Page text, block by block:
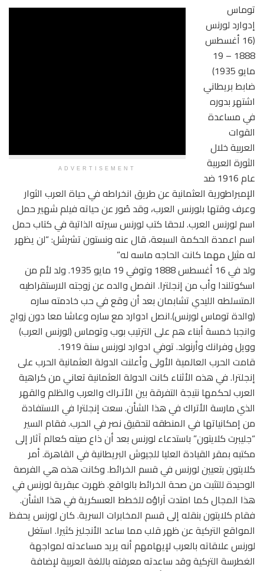
ADVERTISEMENT
توماس
إدوارد لورنس
(16 أغسطس
1888 – 19
مايو 1935)
ضابط بريطاني
اشتهر بدوره
في مساعدة
القوات
العربية خلال
الثورة العربية
عام 1916 ضد
الإمبراطورية العثمانية عن طريق انخراطه في حياة العرب الثوار
وعرف وقتها بلورنس العرب، وقد صُور عن حياته فيلم شهير حمل
اسم لورنس العرب. لاحقا كتب لورنس سيرته الذاتية في كتاب حمل
اسم اعمدة الحكمة السبعة، قال عنه ونستون تشرشل: “لن يظهر
له مثيل مهما كانت الحاجه ماسه له”
ولد في 16 أغسطس 1888 وتوفي 19 مايو 1935. ولد لأم من
اسكوتلندا وأب من إنجلترا. انفصل والده عن زوجته الارستقراطيه
المتسلطه الليدي تشابمان بعد أن وقع في حب خادمته ساره
(والدة توماس لورنس).انصل ادوارد مع ساره وعاشا معا دون زواج
وانجبا خمسة أبناء هم على الترتيب بوب وتوماس (لورنس العرب)
وويل وفرانك وأرنولد. توفي ادوارد لورنس سنة 1919.
قامت الحرب العالمية الأولى وأعلنت الدولة العثمانية الحرب على
إنجلترا. في هذه الأثناء كانت الدولة العثمانية تعاني من كراهية
العرب لحكمها نتيجة التفرقة بين الأتـراك والعرب والظلم والقهر
الذي مارسة الأتراك في هذا الشأن. سعت إنجلترا في الاستفادة
من إمكانياتها في المنطقه لتحقيق نصر في الحرب. فقام السير
“جليبرت كلايتون” باستدعاء لورنس بعد أن ذاع صيته كعالم آثار إلى
مكتبه بمقر القيادة العليا للجيوش البريطانية في القاهرة. أمر
كلايتون بتعيين لورنس في قسم الخرائط. وكانت هذه هي الفرصة
الوحيدة للتثبت من صحة الخرائط بالواقع. ظهرت عبقرية لورنس في
هذا المجال كما امتدت آراؤه للخطط العسكرية في هذا الشأن.
فقام كلايتون بنقله إلى قسم المخابرات السرية. كان لورنس يحفظ
المواقع التركية عن ظهر قلب مما ساعد الأنجليز كثيرا. استغل
لورنس علاقاته بالعرب لإيهامهم أنه يريد مساعدته لمواجهة
الغطرسة التركية وقد ساعدته معرفته باللغة العربية لإضافة